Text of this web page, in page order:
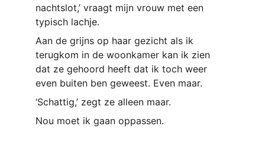
nachtslot,’ vraagt mijn vrouw met een
typisch lachje.
Aan de grijns op haar gezicht als ik
terugkom in de woonkamer kan ik zien
dat ze gehoord heeft dat ik toch weer
even buiten ben geweest. Even maar.
‘Schattig,’ zegt ze alleen maar.
Nou moet ik gaan oppassen.